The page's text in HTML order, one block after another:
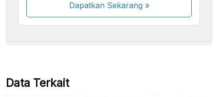
Dapatkan Sekarang»
Beberapa metode pembayaran masih dalam
Data Terkait